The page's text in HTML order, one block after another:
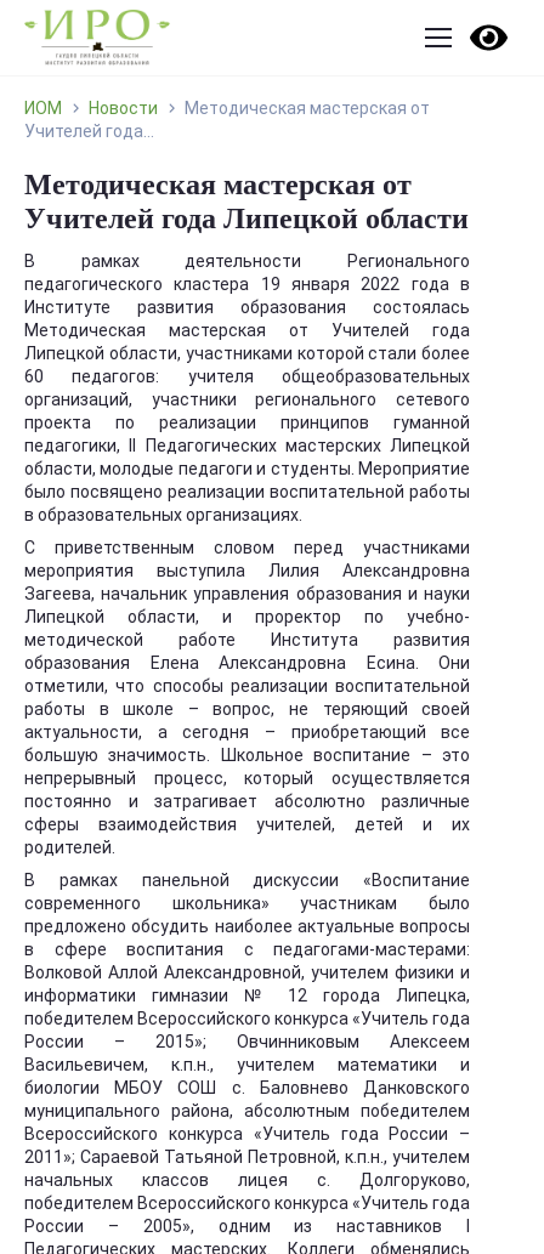
ИОМ Новости
Методическая мастерская от
Учителей года...
Методическая мастерская от
Учителей года Липецкой области
В рамках деятельности Регионального
педагогического кластера 19 января 2022 года в
Институте развития образования состоялась
Методическая мастерская от Учителей года
Липецкой области, участниками которой стали более
60 педагогов: учителя общеобразовательных
организаций, участники регионального сетевого
проекта по реализации принципов гуманной
педагогики, II Педагогических мастерских Липецкой
области, молодые педагоги и студенты. Мероприятие
было посвящено реализации воспитательной работы
в образовательных организациях.
С приветственным словом перед участниками
мероприятия выступила Лилия Александровна
Загеева, начальник управления образования и науки
Липецкой области, и проректор по учебно-
методической работе Института развития
образования Елена Александровна Есина. Они
отметили, что способы реализации воспитательной
работы в школе – вопрос, не теряющий своей
актуальности, а сегодня – приобретающий все
большую значимость. Школьное воспитание – это
непрерывный процесс, который осуществляется
постоянно и затрагивает абсолютно различные
сферы взаимодействия учителей, детей и их
родителей.
В рамках панельной дискуссии «Воспитание
современного школьника» участникам было
предложено обсудить наиболее актуальные вопросы
в сфере воспитания с педагогами-мастерами:
Волковой Аллой Александровной, учителем физики и
информатики гимназии № 12 города Липецка,
победителем Всероссийского конкурса «Учитель года
России – 2015»; Овчинниковым Алексеем
Васильевичем, к.п.н., учителем математики и
биологии МБОУ СОШ с. Баловнево Данковского
муниципального района, абсолютным победителем
Всероссийского конкурса «Учитель года России –
2011»; Сараевой Татьяной Петровной, к.п.н., учителем
начальных классов лицея с. Долгоруково,
победителем Всероссийского конкурса «Учитель года
России – 2005», одним из наставников I
Педагогических мастерских. Коллеги обменялись